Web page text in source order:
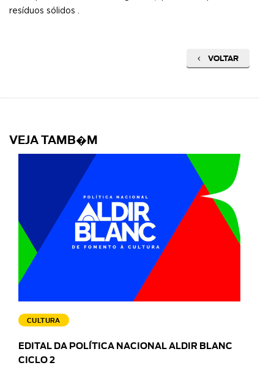
resíduos sólidos .
VOLTAR
VEJA TAMB�M
CULTURA
EDITAL DA POLÍTICA NACIONAL ALDIR BLANC
CICLO 2